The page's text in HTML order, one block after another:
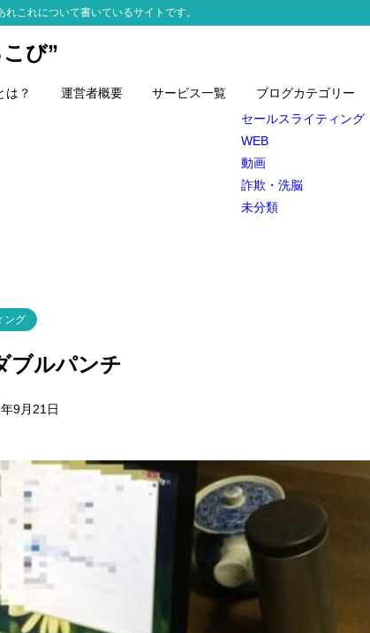
これについて書いているサイトです。
び”
は？ 運営者概要 サービス一覧
ブログカテゴリー
セールスライティング
WEB
動画
詐欺・洗脳
未分類
ング
ブルパンチ
9月21日